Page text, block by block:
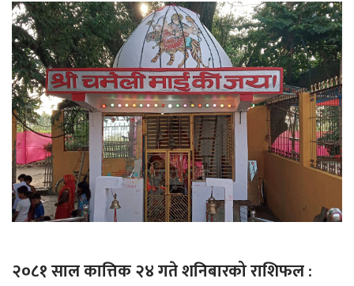
२०८१ साल कात्तिक २४ गते शनिबारको राशिफल :